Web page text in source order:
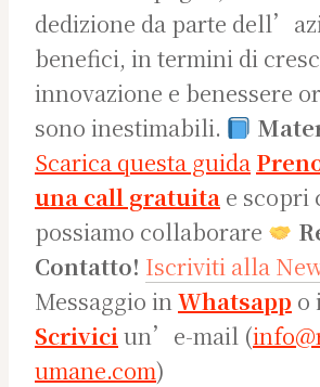
dedizione da parte
benefici, in termini di
innovazione e benessere
sono inestimabili.
Scarica questa guida
una call gratuita e scopri
possiamo collaborare
Contatto! Iscriviti alla
Messaggio in Whatsapp o
Scrivici un’e-mail (
umane.com)